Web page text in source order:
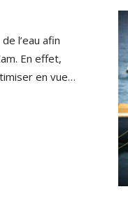
l’eau afin
En effet,
en vue…